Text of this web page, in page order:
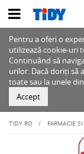
Pentru a oferi o
utilizează cookie-uri
Continuând să
urilor. Dacă doriți să
toate sau la unele
Accept
TIDY.RO FARMACIE